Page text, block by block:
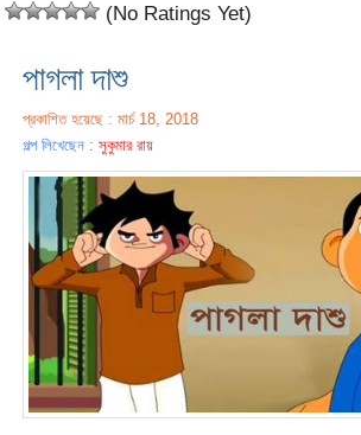
(No Ratings Yet)
পাগলা দাশু
প্রকাশিত হয়েছে : মার্চ 18, 2018
গল্প লিখেছেন :সুকুমার রায়